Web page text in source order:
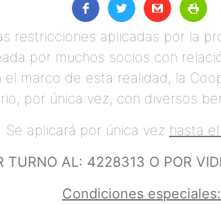
restricciones aplicadas por la
por muchos socios con
marco de esta realidad, la
por única vez, con diversos
Se aplicará por única vez hasta el
TURNO AL: 4228313 O POR
Condiciones especiales: